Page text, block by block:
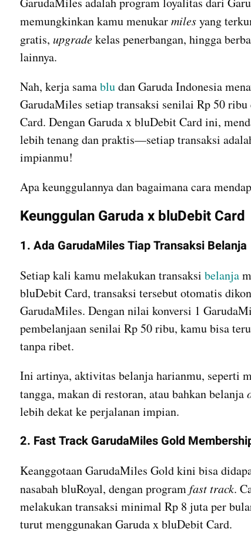
memungkinkan kamu menukar miles yang
gratis, upgrade kelas penerbangan, hingga
lainnya.
Nah, kerja sama blu dan Garuda Indonesia
GarudaMiles setiap transaksi senilai Rp 50
Card. Dengan Garuda x bluDebit Card ini,
lebih tenang dan praktis—setiap transaksi
impianmu!
Apa keunggulannya dan bagaimana cara
Keunggulan Garuda x bluDebit Card
1. Ada GarudaMiles Tiap Transaksi Belanja
Setiap kali kamu melakukan transaksi belanja
bluDebit Card, transaksi tersebut otomatis
GarudaMiles. Dengan nilai konversi 1
pembelanjaan senilai Rp 50 ribu, kamu bisa
tanpa ribet.
Ini artinya, aktivitas belanja harianmu, seperti
tangga, makan di restoran, atau bahkan belanja
lebih dekat ke perjalanan impian.
2. Fast Track GarudaMiles Gold
Keanggotaan GarudaMiles Gold kini bisa
nasabah bluRoyal, dengan program fast track.
melakukan transaksi minimal Rp 8 juta per
turut menggunakan Garuda x bluDebit Card.